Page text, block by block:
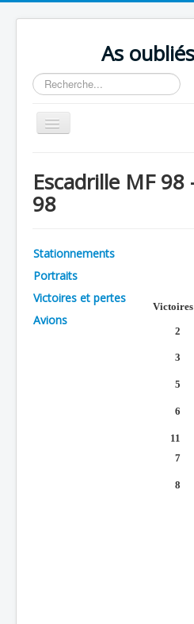
As
Rechercher
Basculer
la
Chronologie
Escadrilles
Avions
Personnels
Formation
Escadrille MF 98
98
Stationnements
Portraits
Victoires et pertes
Avions
Victoires
2
3
5
6
11
7
8